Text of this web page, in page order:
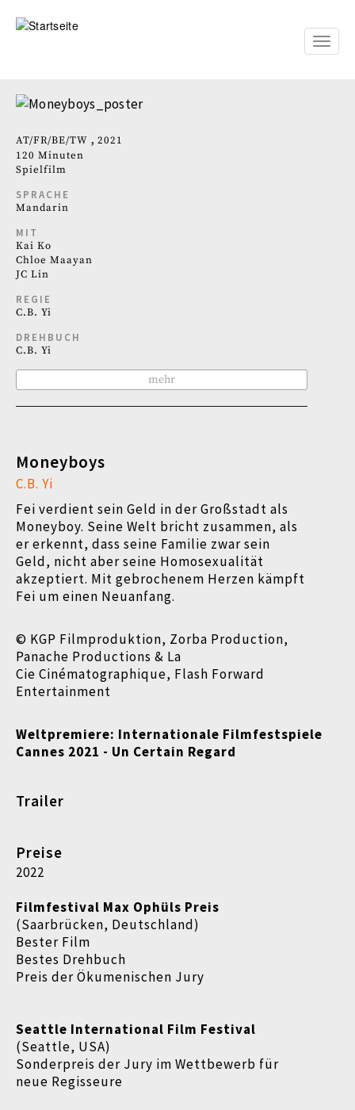
zum
Toggle
AT FR BE TW
2021
120 Minuten
Spielfilm
SPRACHE
Mandarin
MIT
Kai Ko
Chloe Maayan
JC Lin
REGIE
C.B. Yi
DREHBUCH
C.B. Yi
mehr
Moneyboys
C.B. Yi
Fei verdient sein Geld in der Großstadt als
Moneyboy. Seine Welt bricht zusammen, als
er erkennt, dass seine Familie zwar sein
Geld, nicht aber seine Homosexualität
akzeptiert. Mit gebrochenem Herzen kämpft
Fei um einen Neuanfang.
© KGP Filmproduktion, Zorba Production,
Panache Productions & La
Cie Cinématographique, Flash Forward
Entertainment
Weltpremiere: Internationale Filmfestspiele
Cannes 2021 - Un Certain Regard
Trailer
Preise
2022
Filmfestival Max Ophüls Preis
(Saarbrücken, Deutschland)
Bester Film
Bestes Drehbuch
Preis der Ökumenischen Jury
Seattle International Film Festival
(Seattle, USA)
Sonderpreis der Jury im Wettbewerb für
neue Regisseure